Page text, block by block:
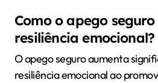
Como o apego
resiliência emocional?
O apego seguro aumenta
resiliência emocional ao